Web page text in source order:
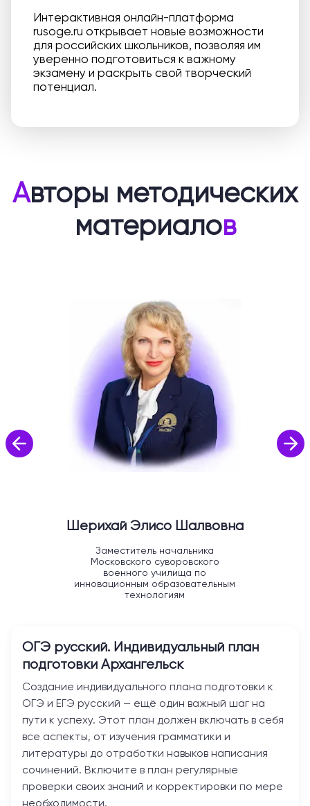
Интерактивная онлайн-платформа
rusoge.ru открывает новые возможности
для российских школьников, позволяя им
уверенно подготовиться к важному
экзамену и раскрыть свой творческий
потенциал.
Авторы методических
материалов
Шерихай Элисо Шалвовна
Заместитель начальника
Московского суворовского
военного училища по
инновационным образовательным
технологиям
ОГЭ русский. Индивидуальный план
подготовки Архангельск
Создание индивидуального плана подготовки к
ОГЭ и ЕГЭ русский — ещё один важный шаг на
пути к успеху. Этот план должен включать в себя
все аспекты, от изучения грамматики и
литературы до отработки навыков написания
сочинений. Включите в план регулярные
проверки своих знаний и корректировки по мере
необходимости.